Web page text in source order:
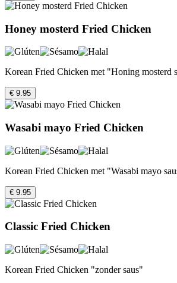
Honey mosterd Fried Chicken
Korean Fried Chicken met "Honing mosterd
€ 9.95
Wasabi mayo Fried Chicken
Korean Fried Chicken met "Wasabi mayo
€ 9.95
Classic Fried Chicken
Korean Fried Chicken "zonder saus"